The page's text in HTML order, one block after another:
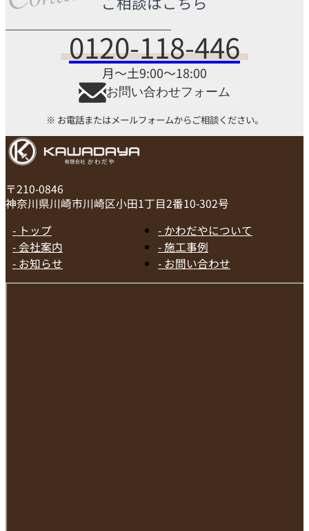
0120-118-446
月～土9:00～18:00
お問い合わせフォーム
※ お電話またはメールフォームからご相談ください。
〒210-0846
神奈川県川崎市川崎区小田1丁目2番10-302号
- トップ
- かわだやについて
- 会社案内
- 施工事例
- お知らせ
- お問い合わせ